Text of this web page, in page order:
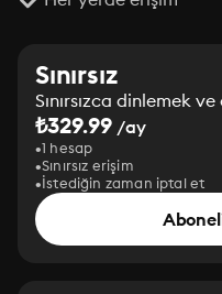
Sınırsız
Sınırsızca dinlemek
₺329.99 /ay
1 hesap
Sınırsız erişim
İstediğin zaman iptal et